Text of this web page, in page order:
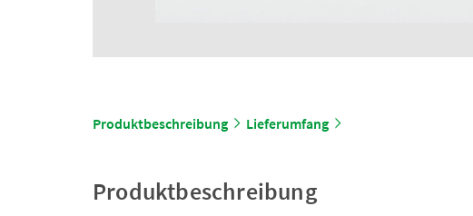
Produktbeschreibung Lieferumfang
Produktbeschreibung